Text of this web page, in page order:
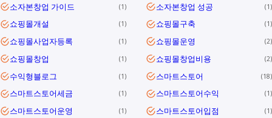
소자본창업 가이드 1 소자본창업 성공 1
쇼핑몰개설 1 쇼핑몰구축 1
쇼핑몰사업자등록 1 쇼핑몰운영 2
쇼핑몰창업 1 쇼핑몰창업비용 2
수익형블로그 1 스마트스토어 18
스마트스토어세금 1 스마트스토어수익 1
스마트스토어운영 1 스마트스토어입점 1